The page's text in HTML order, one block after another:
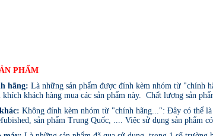
PHẨM
hãng: Là những sản phẩm được đính kèm nhóm từ
khách hàng mua các sản phẩm này. Chất lượng sản
Không đính kèm nhóm từ "chính hãng...": Đây có thể là
sản phẩm Trung Quốc, .... Việc sử dụng sản phẩm